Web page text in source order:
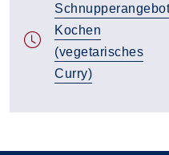
Kochen
(vegetarisches
Curry)